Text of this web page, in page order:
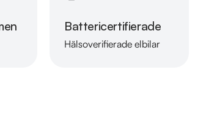
Battericertifierade
Hälsoverifierade elbilar